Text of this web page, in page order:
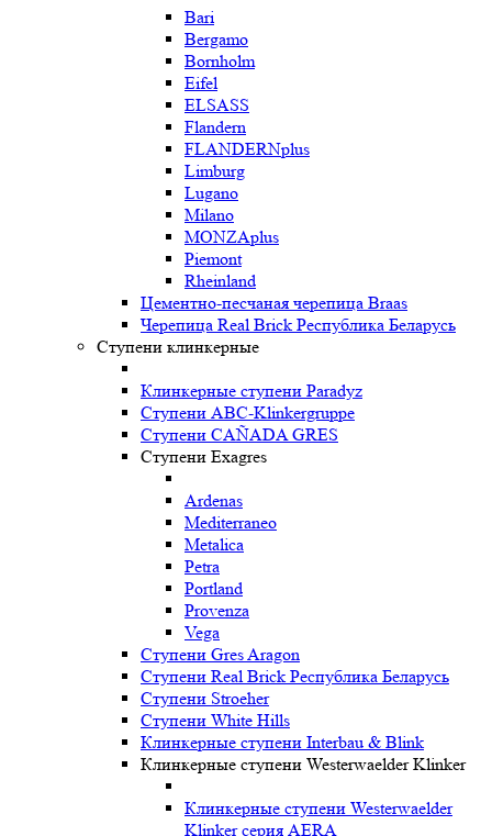
Bari
Bergamo
Bornholm
Eifel
ELSASS
Flandern
FLANDERNplus
Limburg
Lugano
Milano
MONZAplus
Piemont
Rheinland
Цементно-песчаная черепица Braas
Черепица Real Brick Республика Беларусь
Ступени клинкерные
Клинкерные ступени Paradyz
Ступени ABC-Klinkergruppe
Ступени CAÑADA GRES
Ступени Exagres
Ardenas
Mediterraneo
Metalica
Petra
Portland
Provenza
Vega
Ступени Gres Aragon
Ступени Real Brick Республика Беларусь
Ступени Stroeher
Ступени White Hills
Клинкерные ступени Interbau & Blink
Клинкерные ступени Westerwaelder Klinker
Клинкерные ступени Westerwaelder
Klinker серия AERA